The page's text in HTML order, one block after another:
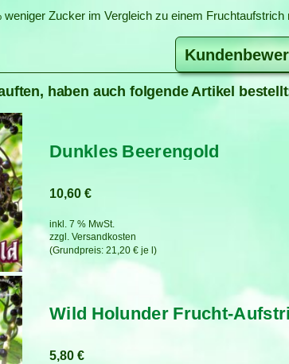
weniger Zucker im Vergleich zu einem
haben auch folgende Artikel
Dunkles Beerengold
10,60 €
21,20 € je
inkl. 7 % MwSt.
zzgl. Versandkosten
Wild Holunder Frucht-
5,80 €